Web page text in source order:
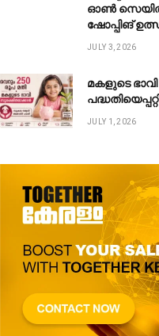
ഓൺ
ഷോപ്പിങ്
JULY 3, 2026
മകളുടെ
JULY 1, 2026